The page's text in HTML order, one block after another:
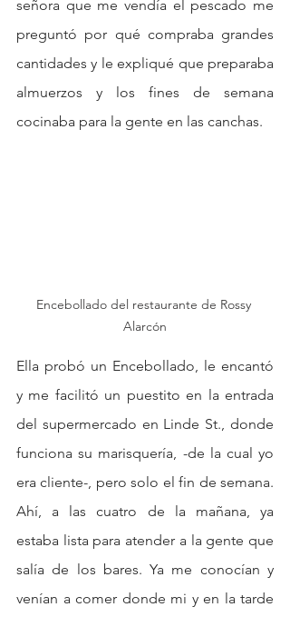
señora que me vendía el pescado me
preguntó por qué compraba grandes
cantidades y le expliqué que preparaba
almuerzos y los fines de semana
cocinaba para la gente en las canchas.
Encebollado del restaurante de Rossy
Alarcón
Ella probó un Encebollado, le encantó
y me facilitó un puestito en la entrada
del supermercado en Linde St., donde
funciona su marisquería, -de la cual yo
era cliente-, pero solo el fin de semana.
Ahí, a las cuatro de la mañana, ya
estaba lista para atender a la gente que
salía de los bares. Ya me conocían y
venían a comer donde mi y en la tarde